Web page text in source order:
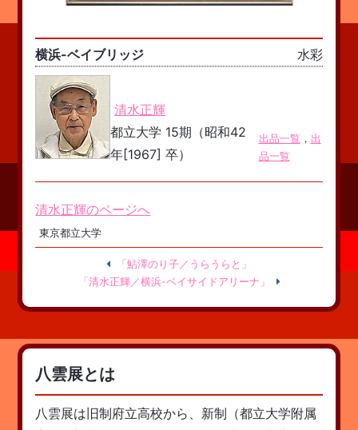
横浜-ベイブリッジ 水彩
清水正輝
都立大学 15期（昭和42
年[1967] 卒）
出品一覧 ， 出
品一覧
清水正輝のページへ
東京都立大学
「鮎澤のり子／うらうらと」
「清水正輝／横浜-ベイサイドアリーナ」
八雲展とは
八雲展は旧制府立高校から、新制（都立大学附属